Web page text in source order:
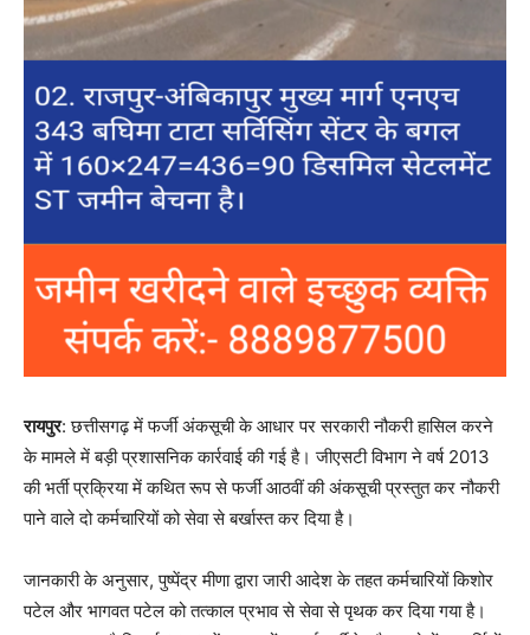
रायपुर: छत्तीसगढ़ में फर्जी अंकसूची के आधार पर सरकारी नौकरी हासिल करने
के मामले में बड़ी प्रशासनिक कार्रवाई की गई है। जीएसटी विभाग ने वर्ष 2013
की भर्ती प्रक्रिया में कथित रूप से फर्जी आठवीं की अंकसूची प्रस्तुत कर नौकरी
पाने वाले दो कर्मचारियों को सेवा से बर्खास्त कर दिया है।
जानकारी के अनुसार, पुष्पेंद्र मीणा द्वारा जारी आदेश के तहत कर्मचारियों किशोर
पटेल और भागवत पटेल को तत्काल प्रभाव से सेवा से पृथक कर दिया गया है।